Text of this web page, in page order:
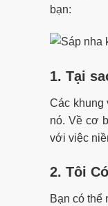
bạn:
1. Tại
Các khung
nó. Về cơ
với việc
2. Tôi
Bạn có thể